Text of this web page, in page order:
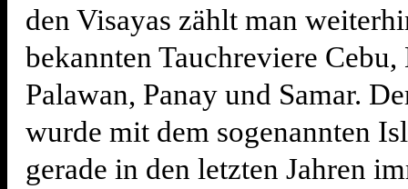
den Visayas zählt man
bekannten Tauchreviere
Palawan, Panay und Samar.
wurde mit dem sogenannten
gerade in den letzten Jahren